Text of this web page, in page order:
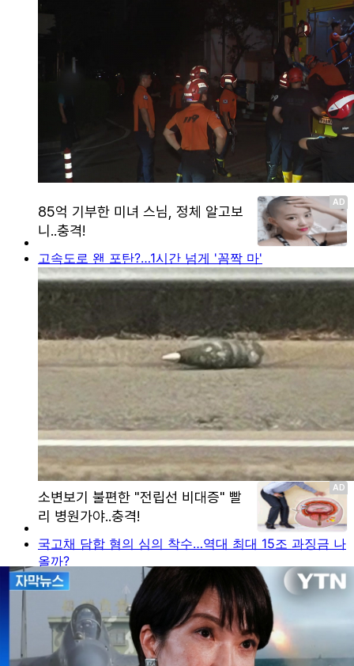
고속도로 왠 포탄?…1시간 넘게 '꼼짝 마'
국고채 담합 혐의 심의 착수…역대 최대 15조 과징금 나
올까?